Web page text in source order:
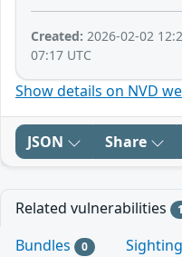
Created: 2026-02-02
07:17 UTC
Show details on NVD
JSON Share
Related vulnerabilities
Bundles 0